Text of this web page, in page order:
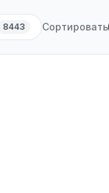
8443 Сортировать